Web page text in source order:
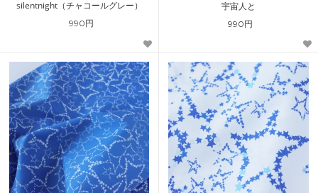
silentnight（チャコールグレー）
990円
宇宙人と
990円